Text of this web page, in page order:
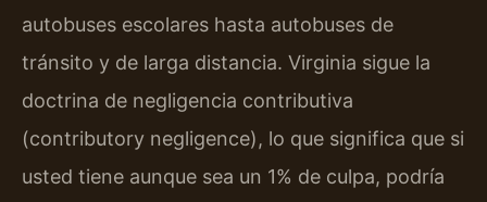
autobuses escolares hasta autobuses de
tránsito y de larga distancia. Virginia sigue la
doctrina de negligencia contributiva
(contributory negligence), lo que significa que si
usted tiene aunque sea un 1% de culpa, podría